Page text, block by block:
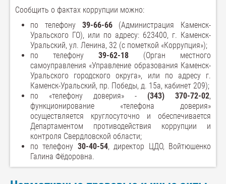
Сообщить о фактах коррупции можно:
по телефону 39-66-66(Администрация Каменск-
Уральского ГО), или по адресу: 623400, г. Каменск-
Уральский, ул. Ленина, 32 (с пометкой «Коррупция»);
по телефону 39-62-18 (Орган местного
самоуправления «Управление образования Каменск-
Уральского городского округа», или по адресу г.
Каменск-Уральский, пр. Победы, д. 15а, кабинет 209);
по «телефону доверия» - (343) 370-72-02,
функционирование «телефона доверия»
осуществляется круглосуточно и обеспечивается
Департаментом противодействия коррупции и
контроля Свердловской области;
по телефону 30-40-54, директор ЦДО, Войтюшенко
Галина Фёдоровна.